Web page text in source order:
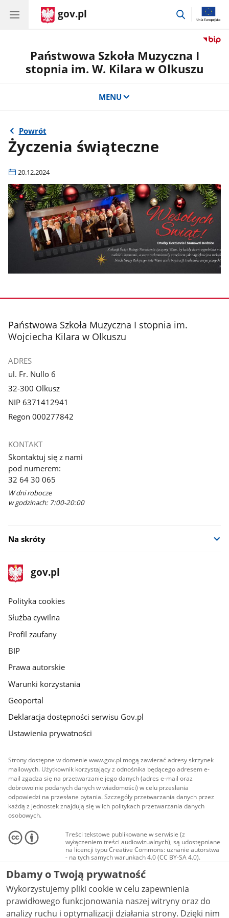
gov.pl
przejdź
Państwowa Szkoła Muzyczna I
stopnia im. W. Kilara w Olkuszu
MENU
Powrót
Życzenia świąteczne
20.12.2024
stopka
Państwowa Szkoła Muzyczna I stopnia im.
Wojciecha Kilara w Olkuszu
ADRES
ul. Fr. Nullo 6
32-300 Olkusz
NIP 6371412941
Regon 000277842
KONTAKT
Skontaktuj się z nami
pod numerem:
32 64 30 065
W dni robocze
w godzinach: 7:00-20:00
Na skróty
stopka
gov.pl
Strona
gov.pl
gov.pl
Polityka cookies
Służba cywilna
Profil zaufany
BIP
Prawa autorskie
Warunki korzystania
Geoportal
Deklaracja dostępności serwisu Gov.pl
Ustawienia prywatności
Strony dostępne w domenie www.gov.pl mogą zawierać adresy skrzynek
mailowych. Użytkownik korzystający z odnośnika będącego adresem e-
mail zgadza się na przetwarzanie jego danych (adres e-mail oraz
dobrowolnie podanych danych w wiadomości) w celu przesłania
odpowiedzi na przesłane pytania. Szczegóły przetwarzania danych przez
każdą z jednostek znajdują się w ich politykach przetwarzania danych
osobowych.
Treści tekstowe publikowane w serwisie (z
wyłączeniem treści audiowizualnych), są udostępniane
na licencji typu Creative Commons: uznanie autorstwa
- na tych samych warunkach 4.0 (CC BY-SA 4.0).
Materiały audiowizualne, w tym zdjęcia, materiały
audio i wideo, są udostępniane na licencji typu
Creative Commons: uznanie autorstwa użycie
niekomercyjne - bez utworów zależnych 4.0 (CC BY-
NC-ND 4.0), o ile nie jest to stwierdzone inaczej.
Dbamy o Twoją prywatność
Wykorzystujemy pliki cookie w celu zapewnienia
prawidłowego funkcjonowania naszej witryny oraz do
analizy ruchu i optymalizacji działania strony. Dzięki nim